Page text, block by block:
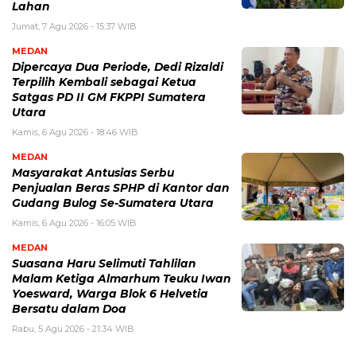
Lahan
Jumat, 7 Agu 2026 - 15:37 WIB
MEDAN
Dipercaya Dua Periode, Dedi Rizaldi
Terpilih Kembali sebagai Ketua
Satgas PD II GM FKPPI Sumatera
Utara
Kamis, 6 Agu 2026 - 18:46 WIB
MEDAN
Masyarakat Antusias Serbu
Penjualan Beras SPHP di Kantor dan
Gudang Bulog Se-Sumatera Utara
Kamis, 6 Agu 2026 - 16:05 WIB
MEDAN
Suasana Haru Selimuti Tahlilan
Malam Ketiga Almarhum Teuku Iwan
Yoesward, Warga Blok 6 Helvetia
Bersatu dalam Doa
Rabu, 5 Agu 2026 - 21:34 WIB